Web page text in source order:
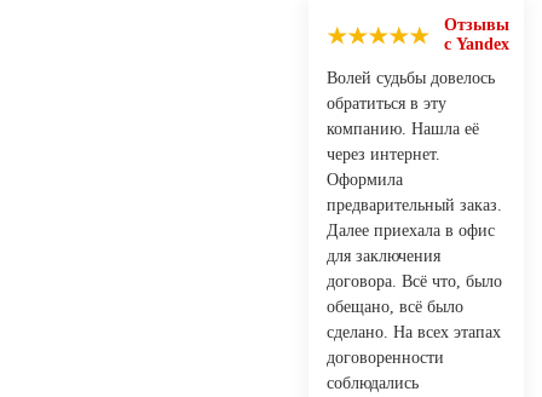
Отзывы
с Yandex
Волей судьбы довелось
обратиться в эту
компанию. Нашла её
через интернет.
Оформила
предварительный заказ.
Далее приехала в офис
для заключения
договора. Всё что, было
обещано, всё было
сделано. На всех этапах
договоренности
соблюдались